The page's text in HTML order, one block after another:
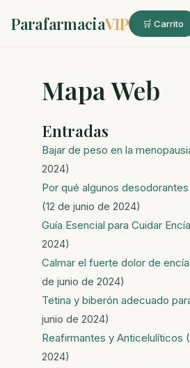
ParafarmaciaVIP 🛒 Carrito
Mapa Web
Entradas
Bajar de peso en la
2024)
Por qué algunos
(12 de junio de 2024)
Guía Esencial para Cuidar
2024)
Calmar el fuerte dolor de
de junio de 2024)
Tetina y biberón adecuado
junio de 2024)
Reafirmantes y Anticelulíticos
2024)